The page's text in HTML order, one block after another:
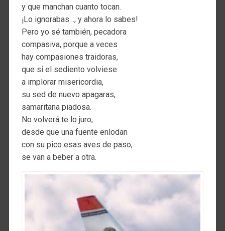
y que manchan cuanto tocan.
¡Lo ignorabas…, y ahora lo sabes!
Pero yo sé también, pecadora
compasiva, porque a veces
hay compasiones traidoras,
que si el sediento volviese
a implorar misericordia,
su sed de nuevo apagaras,
samaritana piadosa.
No volverá te lo juro;
desde que una fuente enlodan
con su pico esas aves de paso,
se van a beber a otra.